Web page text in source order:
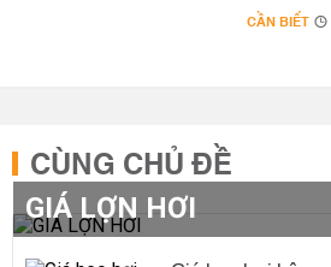
CẦN BIẾT
CÙNG CHỦ ĐỀ
GIÁ LỢN HƠI